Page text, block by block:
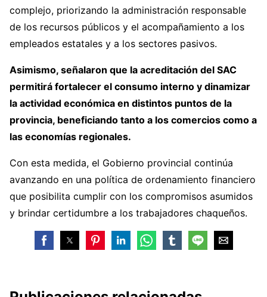
complejo, priorizando la administración responsable
de los recursos públicos y el acompañamiento a los
empleados estatales y a los sectores pasivos.
Asimismo, señalaron que la acreditación del SAC
permitirá fortalecer el consumo interno y dinamizar
la actividad económica en distintos puntos de la
provincia, beneficiando tanto a los comercios como a
las economías regionales.
Con esta medida, el Gobierno provincial continúa
avanzando en una política de ordenamiento financiero
que posibilita cumplir con los compromisos asumidos
y brindar certidumbre a los trabajadores chaqueños.